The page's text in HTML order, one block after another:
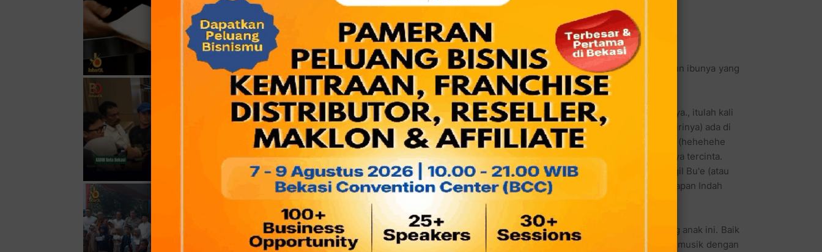
bisa berkata "OMG..! OMG...! Oh Menara Gading...! Oooh Menara Gading...!
hehehehe!). Tapi begitu bertemu dengan aslinya, jauh lah dari kesan
"gimana gettoh!" ternyata MG (panggilan akrab saya buat dia - hah? serasa
banget!) lumayan humoris dan suka mbanyol... walau sedikit perasa.
Mungkin semua pengusaha kuliner harus "perasa" kali yah.... biar setiap masakan (walaupun ibunya yang
masak) bisa selalu pas rasanya.. hihi :P
Kalau nggak salah sewaktu saya masih kuliah dulu dari satu majalah yang entah apa namanya., itulah kali
pertama kayaknya saya kenal wajahnya. Kini sang artis visual itu (demikian dia menyebut dirinya) ada di
hadapan saya, dan saya mendengar setiap luncuran kata-katanya dari mulutnya yang indah (hehehehe
saya nggak bilang bibir lo!) betapa besar keinginannya untuk menyenangkan sang ibundanya tercinta.
Mulai dari memberikan "oleh-oleh" cucu buat sang ibunda, Sri Wahyuni yang kerap dipanggil Bu'e (atau
mami kali ya?) hingga membantu ortunya itu membuka rumah makan "Bu'e" di bilangan harapan Indah
Boulevard. (Wah anak yang berbhakti pada orang tua juga neh?)
Lepas dari itu semua, saya coba menelisik lebih jauh dunia usaha kuliner sang ibu dan sang anak ini. Baik
Bu'e (panggilan kesayangan orang jawa dari Sri Rahayu) yang berlatar belakang seniman musik dengan